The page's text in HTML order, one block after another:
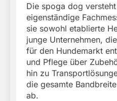
Die spoga dog
eigenständige
sie sowohl etablierte
junge Unternehmen,
für den Hundemarkt
und Pflege über
hin zu
die gesamte
ab.